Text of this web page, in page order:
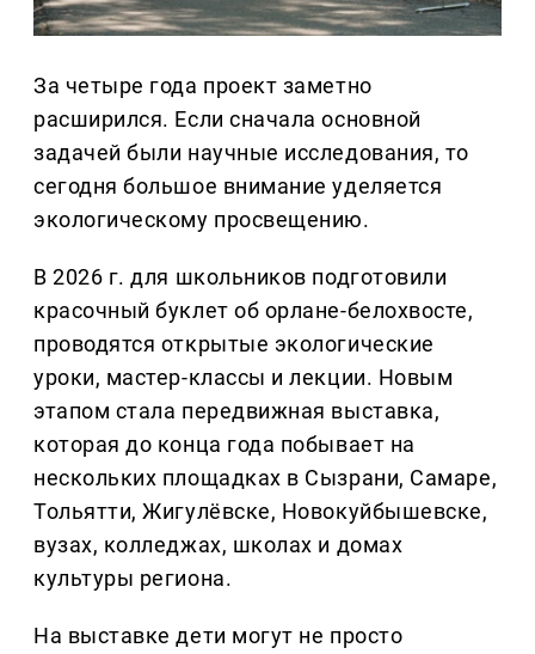
За четыре года проект заметно
расширился. Если сначала основной
задачей были научные исследования, то
сегодня большое внимание уделяется
экологическому просвещению.
В 2026 г. для школьников подготовили
красочный буклет об орлане-белохвосте,
проводятся открытые экологические
уроки, мастер-классы и лекции. Новым
этапом стала передвижная выставка,
которая до конца года побывает на
нескольких площадках в Сызрани, Самаре,
Тольятти, Жигулёвске, Новокуйбышевске,
вузах, колледжах, школах и домах
культуры региона.
На выставке дети могут не просто